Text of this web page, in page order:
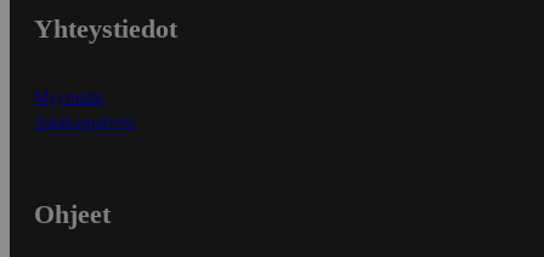
Yhteystiedot
Myymälät
Asiakaspalvelu
Ohjeet